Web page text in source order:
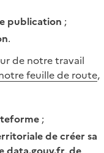
publication ;
.
de notre travail
feuille de route,
;
de créer sa